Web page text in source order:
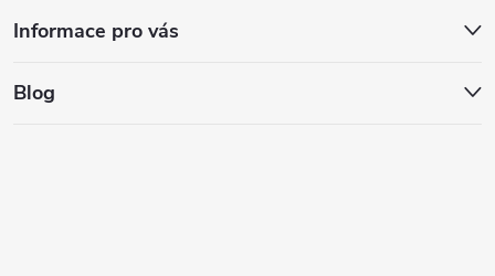
Informace pro vás
Blog